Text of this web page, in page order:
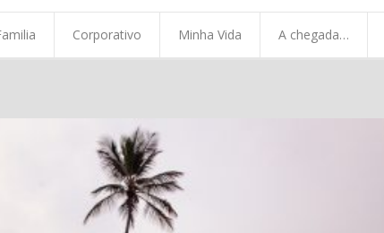
Corporativo Minha Vida A chegada…